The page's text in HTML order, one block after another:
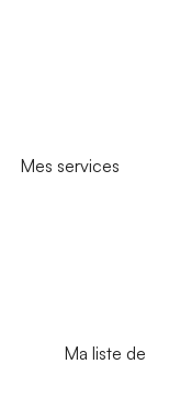
Mes services
Ma liste de